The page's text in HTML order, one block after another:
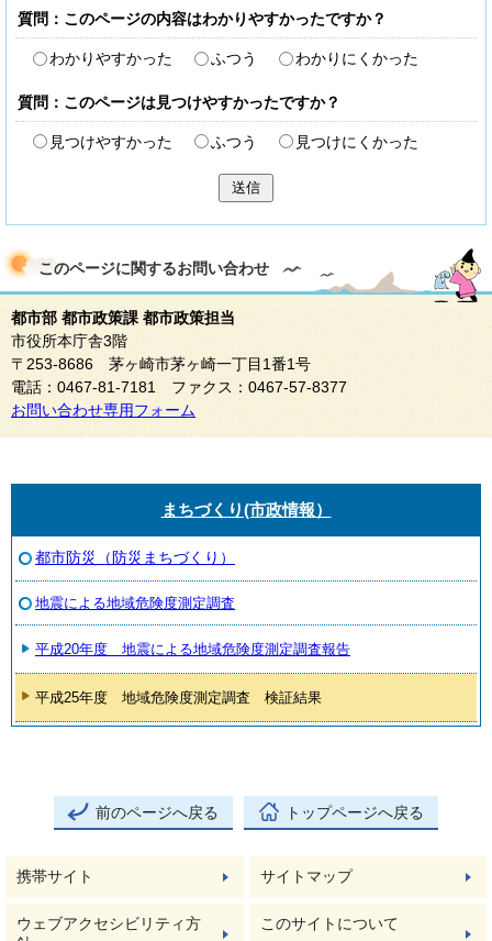
質問：このページの内容はわかりやすかったですか？
わかりやすかった ふつう わかりにくかった
質問：このページは見つけやすかったですか？
見つけやすかった ふつう 見つけにくかった
送信
このページに関するお問い合わせ
都市部 都市政策課 都市政策担当
市役所本庁舎3階
〒253-8686 茅ヶ崎市茅ヶ崎一丁目1番1号
電話：0467-81-7181 ファクス：0467-57-8377
お問い合わせ専用フォーム
まちづくり(市政情報）
都市防災（防災まちづくり）
地震による地域危険度測定調査
平成20年度 地震による地域危険度測定調査報告
平成25年度 地域危険度測定調査 検証結果
前のページへ戻る トップページへ戻る
携帯サイト サイトマップ
ウェブアクセシビリティ方
このサイトについて